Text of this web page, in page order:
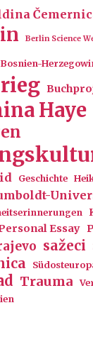
Berlin Science
Bosnien-
Haye
Geschichte
Essay
sažeci
Trauma